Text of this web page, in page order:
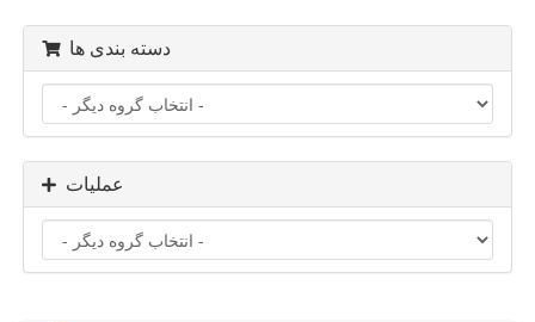
دسته بندی ها
عملیات